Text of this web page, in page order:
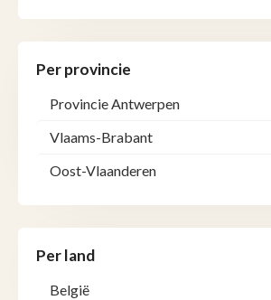
Per provincie
Provincie Antwerpen
Vlaams-Brabant
Oost-Vlaanderen
Per land
België